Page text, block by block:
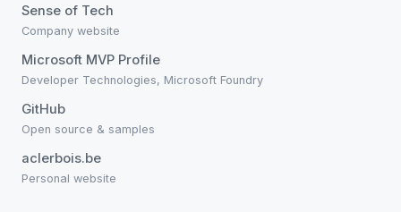
Sense of Tech
Company website
Microsoft MVP Profile
Developer Technologies, Microsoft Foundry
GitHub
Open source & samples
aclerbois.be
Personal website